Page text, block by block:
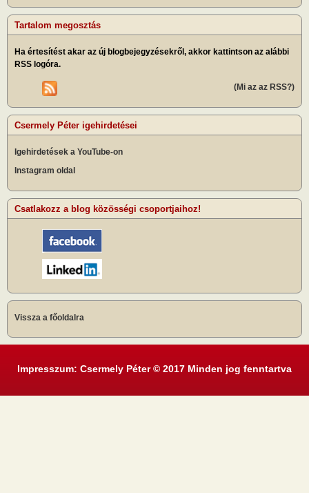
Tartalom megosztás
Ha értesítést akar az új blogbejegyzésekről, akkor kattintson az alábbi
RSS logóra.
(Mi az az RSS?)
Csermely Péter igehirdetései
Igehirdetések a YouTube-on
Instagram oldal
Csatlakozz a blog közösségi csoportjaihoz!
Vissza a főoldalra
Impresszum: Csermely Péter © 2017 Minden jog fenntartva